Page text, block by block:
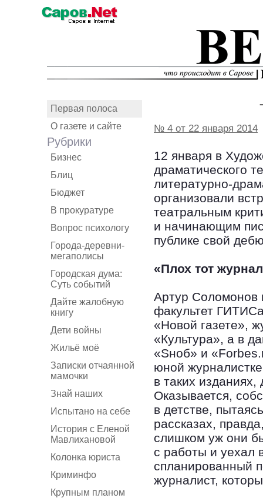
Первая полоса
О газете и сайте
Рубрики
Бизнес
Блиц
Бюджет
В прокуратуре
Вопрос психологу
Города-деревни-
мегаполисы
Городская дума:
Суть событий
Дайте жалобную
книгу
Дети войны
Жильё моё
Записки отчаянной
мамочки
Знай наших
Испытано на себе
История с Еленой
Мавлихановой
Колонка юриста
Криминфо
Крупным планом
№ 4 от 22 января 2014
12 января в
драматического
литературно-
организовали
театральным
и начинающим
публике свой
«Плох тот
Артур Соломонов
факультет
«Новой газете»,
«Культура», а в
«Sноб» и
юной
в таких
Оказывается,
в детстве,
рассказах,
слишком уж они
с работы и уехал
спланированный
журналист,